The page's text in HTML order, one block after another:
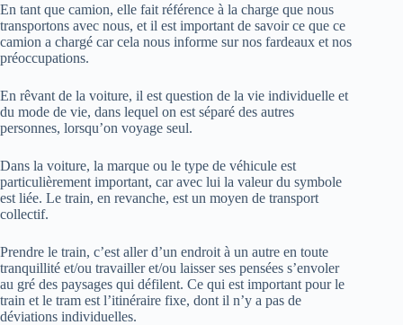
En tant que camion, elle fait référence à la charge que nous
transportons avec nous, et il est important de savoir ce que ce
camion a chargé car cela nous informe sur nos fardeaux et nos
préoccupations.
En rêvant de la voiture, il est question de la vie individuelle et
du mode de vie, dans lequel on est séparé des autres
personnes, lorsqu’on voyage seul.
Dans la voiture, la marque ou le type de véhicule est
particulièrement important, car avec lui la valeur du symbole
est liée. Le train, en revanche, est un moyen de transport
collectif.
Prendre le train, c’est aller d’un endroit à un autre en toute
tranquillité et/ou travailler et/ou laisser ses pensées s’envoler
au gré des paysages qui défilent. Ce qui est important pour le
train et le tram est l’itinéraire fixe, dont il n’y a pas de
déviations individuelles.